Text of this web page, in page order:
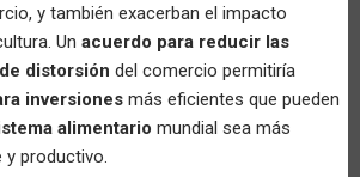
y también exacerban el impacto
Un acuerdo para reducir las
distorsión del comercio permitiría
inversiones más eficientes que pueden
alimentario mundial sea más
y productivo.